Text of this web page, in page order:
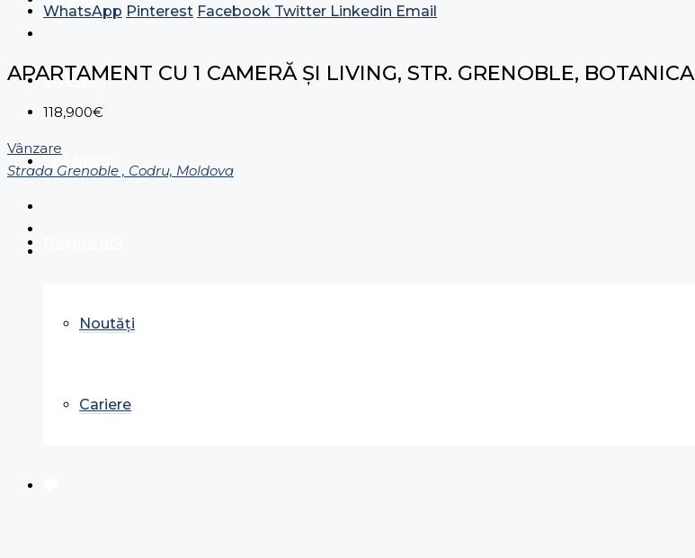
Investiții
Specialiști
Noutăți
Cariere
WhatsApp Pinterest Facebook Twitter Linkedin Email
APARTAMENT CU 1 CAMERĂ ȘI LIVING, STR. GRENOBLE, BOTANICA
118,900€
Vânzare
Strada Grenoble , Codru, Moldova